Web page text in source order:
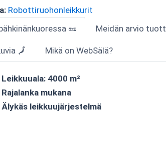
Robottiruohonleikkurit
🥜
Meidän arvio
🗾 Mikä on WebSälä?
Leikkuuala: 4000 m²
Rajalanka mukana
Älykäs leikkuujärjestelmä